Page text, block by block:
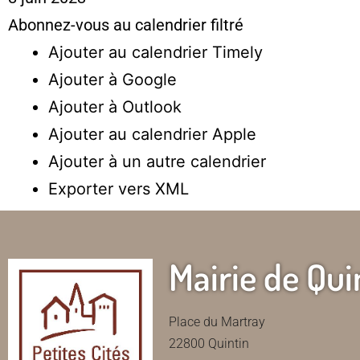
Abonnez-vous au calendrier filtré
Ajouter au calendrier Timely
Ajouter à Google
Ajouter à Outlook
Ajouter au calendrier Apple
Ajouter à un autre calendrier
Exporter vers XML
Mairie de
Place du Martray
22800 Quintin